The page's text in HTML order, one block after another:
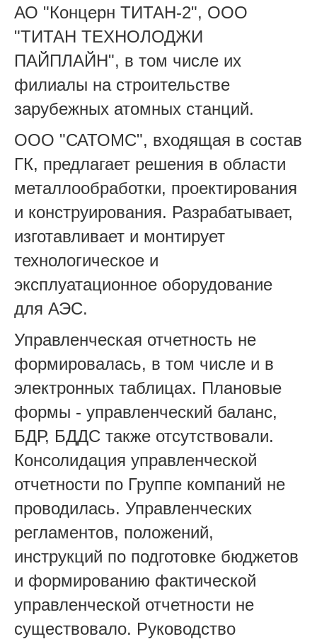
АО "Концерн ТИТАН-2", ООО
"ТИТАН ТЕХНОЛОДЖИ
ПАЙПЛАЙН", в том числе их
филиалы на строительстве
зарубежных атомных станций.
ООО "САТОМС", входящая в состав
ГК, предлагает решения в области
металлообработки, проектирования
и конструирования. Разрабатывает,
изготавливает и монтирует
технологическое и
эксплуатационное оборудование
для АЭС.
Управленческая отчетность не
формировалась, в том числе и в
электронных таблицах. Плановые
формы - управленческий баланс,
БДР, БДДС также отсутствовали.
Консолидация управленческой
отчетности по Группе компаний не
проводилась. Управленческих
регламентов, положений,
инструкций по подготовке бюджетов
и формированию фактической
управленческой отчетности не
существовало. Руководство